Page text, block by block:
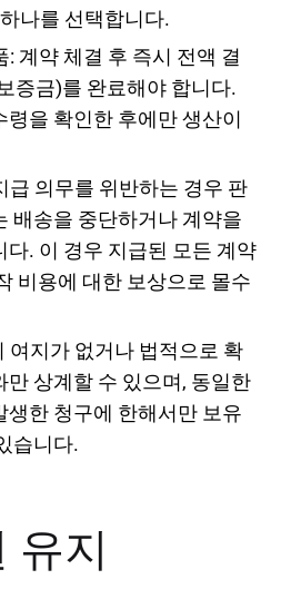
나를 선택합니다.
: 계약 체결 후 즉시 전액 결
증금)를 완료해야 합니다.
령을 확인한 후에만 생산이
급 의무를 위반하는 경우 판
배송을 중단하거나 계약을
다. 이 경우 지급된 모든 계약
비용에 대한 보상으로 몰수
여지가 없거나 법적으로 확
만 상계할 수 있으며, 동일한
생한 청구에 한해서만 보유
습니다.
유지